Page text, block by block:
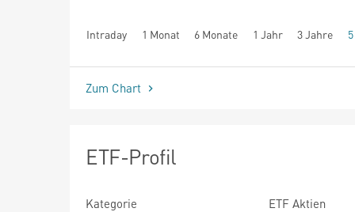
Intraday 1 Monat 6 Monate 1 Jahr 3 Jahre
seit Beginn
Zum Chart
ETF-Profil
Kategorie
ETF Aktien